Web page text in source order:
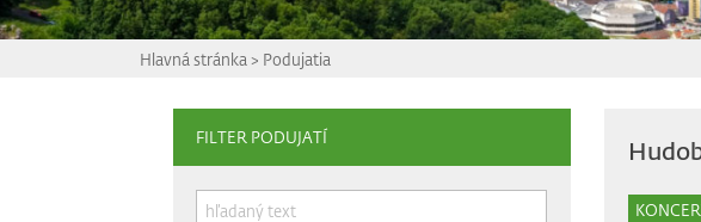
Hlavná stránka > Podujatia
FILTER PODUJATÍ